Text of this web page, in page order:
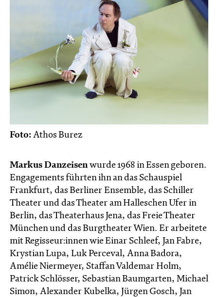
Foto: Athos Burez
Markus Danzeisen wurde 1968 in Essen geboren.
Engagements führten ihn an das Schauspiel
Frankfurt, das Berliner Ensemble, das Schiller
Theater und das Theater am Halleschen Ufer in
Berlin, das Theaterhaus Jena, das Freie Theater
München und das Burgtheater Wien. Er arbeitete
mit Regisseur:innen wie Einar Schleef, Jan Fabre,
Krystian Lupa, Luk Perceval, Anna Badora,
Amélie Niermeyer, Staffan Valdemar Holm,
Patrick Schlösser, Sebastian Baumgarten, Michael
Simon, Alexander Kubelka, Jürgen Gosch, Jan